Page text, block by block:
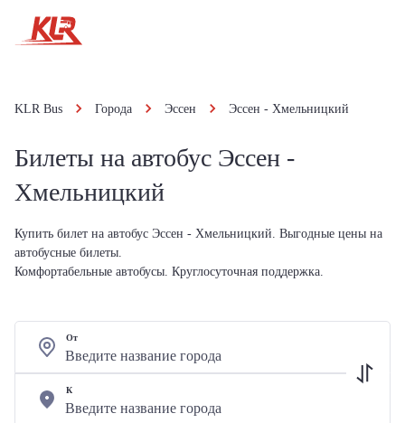
KLR Bus Города Эссен Эссен - Хмельницкий
Билеты на автобус Эссен -
Хмельницкий
Купить билет на автобус Эссен - Хмельницкий. Выгодные цены на
автобусные билеты.
Комфортабельные автобусы. Круглосуточная поддержка.
От
К